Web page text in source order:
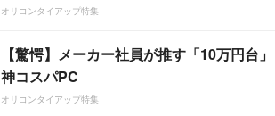
オリコンタイアップ特集
【驚愕】メーカー社員が推す「10万円台」
神コスパPC
オリコンタイアップ特集